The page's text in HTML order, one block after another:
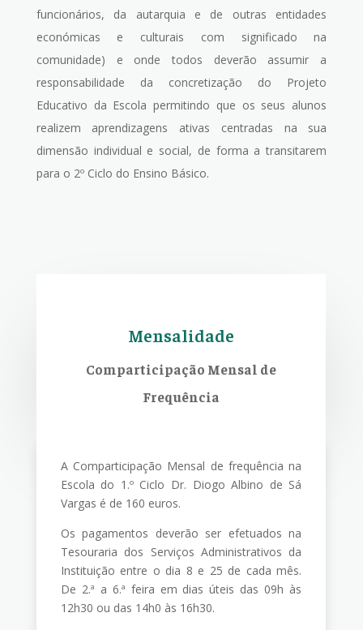
funcionários, da autarquia e de outras entidades
económicas e culturais com significado na
comunidade) e onde todos deverão assumir a
responsabilidade da concretização do Projeto
Educativo da Escola permitindo que os seus alunos
realizem aprendizagens ativas centradas na sua
dimensão individual e social, de forma a transitarem
para o 2º Ciclo do Ensino Básico.
Mensalidade
Comparticipação Mensal de
Frequência
A Comparticipação Mensal de frequência na
Escola do 1.º Ciclo Dr. Diogo Albino de Sá
Vargas é de 160 euros.
Os pagamentos deverão ser efetuados na
Tesouraria dos Serviços Administrativos da
Instituição entre o dia 8 e 25 de cada mês.
De 2.ª a 6.ª feira em dias úteis das 09h às
12h30 ou das 14h0 às 16h30.